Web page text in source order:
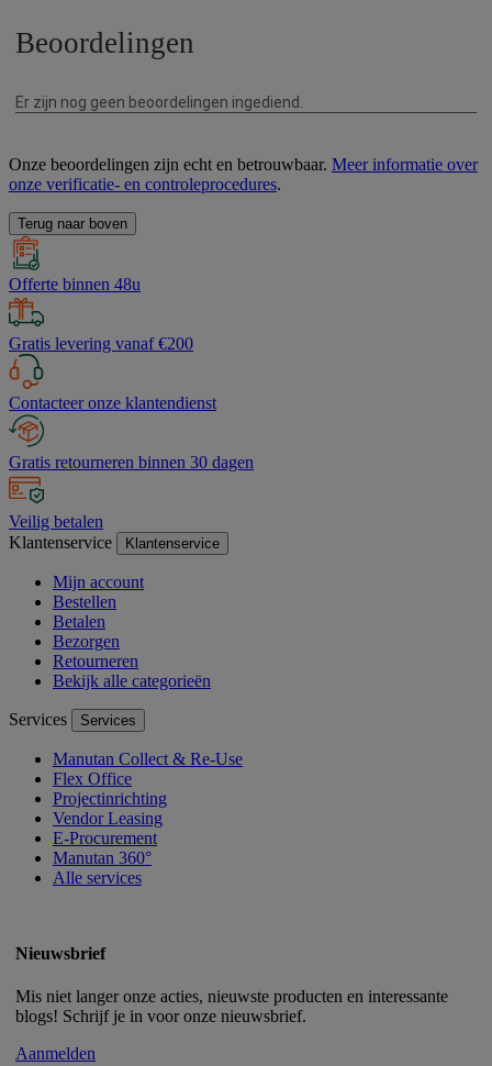
Onze beoordelingen zijn echt en betrouwbaar. Meer informatie over
onze verificatie- en controleprocedures.
Terug naar boven
Offerte binnen 48u
Gratis levering vanaf €200
Contacteer onze klantendienst
Gratis retourneren binnen 30 dagen
Veilig betalen
Klantenservice
Klantenservice
Mijn account
Bestellen
Betalen
Bezorgen
Retourneren
Bekijk alle categorieën
Services Services
Manutan Collect & Re-Use
Flex Office
Projectinrichting
Vendor Leasing
E-Procurement
Manutan 360°
Alle services
Nieuwsbrief
Mis niet langer onze acties, nieuwste producten en interessante
blogs! Schrijf je in voor onze nieuwsbrief.
Aanmelden